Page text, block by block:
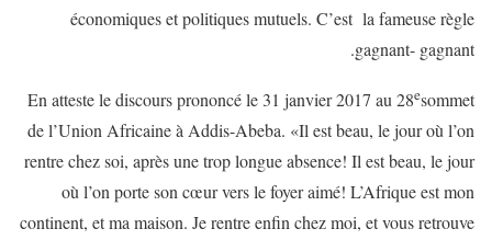
économiques et politiques mutuels. C’est la fameuse règle
gagnant- gagnant.
En atteste le discours prononcé le 31 janvier 2017 au 28esommet
de l’Union Africaine à Addis-Abeba. «Il est beau, le jour où l’on
rentre chez soi, après une trop longue absence! Il est beau, le jour
où l’on porte son cœur vers le foyer aimé! L’Afrique est mon
continent, et ma maison. Je rentre enfin chez moi, et vous retrouve